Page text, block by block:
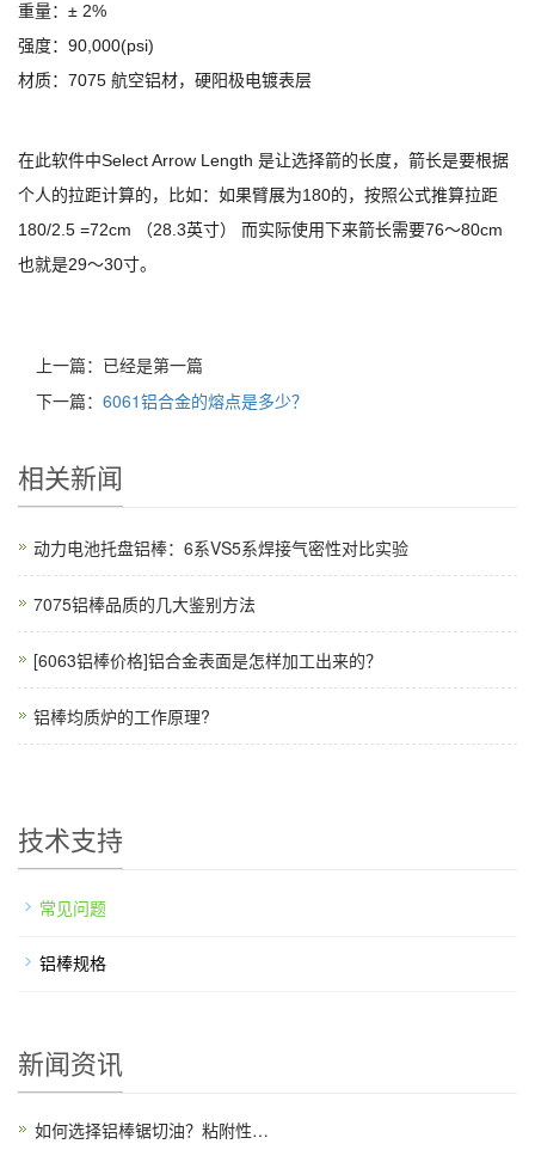
重量：± 2%
强度：90,000(psi)
材质：7075 航空铝材，硬阳极电镀表层
在此软件中Select Arrow Length 是让选择箭的长度，箭长是要根据
个人的拉距计算的，比如：如果臂展为180的，按照公式推算拉距
180/2.5 =72cm （28.3英寸） 而实际使用下来箭长需要76～80cm
也就是29～30寸。
上一篇：已经是第一篇
下一篇： 6061铝合金的熔点是多少？
相关新闻
动力电池托盘铝棒：6系VS5系焊接气密性对比实验
7075铝棒品质的几大鉴别方法
[6063铝棒价格]铝合金表面是怎样加工出来的？
铝棒均质炉的工作原理?
技术支持
常见问题
铝棒规格
新闻资讯
如何选择铝棒锯切油？粘附性与蒸发速率平衡点